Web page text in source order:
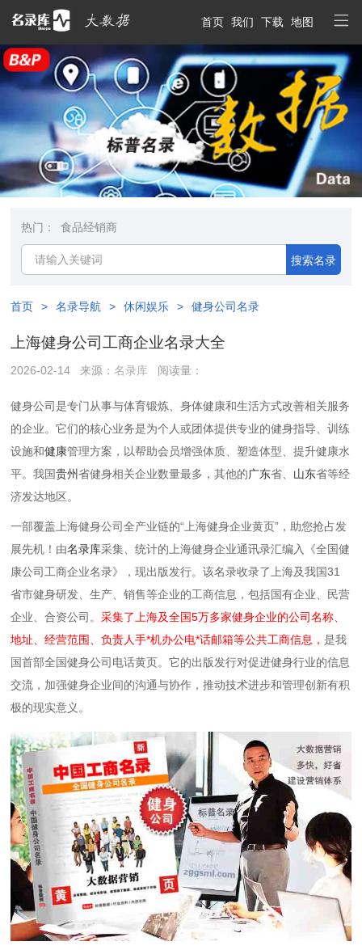
首页 我们 下载 地图
热门： 食品经销商
搜索名录
首页 > 名录导航 > 休闲娱乐 > 健身公司名录
上海健身公司工商企业名录大全
2026-02-14 来源：名录库 阅读量：
健身公司是专门从事与体育锻炼、身体健康和生活方式改善相关服务
的企业。它们的核心业务是为个人或团体提供专业的健身指导、训练
设施和健康管理方案，以帮助会员增强体质、塑造体型、提升健康水
平。我国贵州省健身相关企业数量最多，其他的广东省‌、 山东省‌等经
济发达地区。
一部覆盖上海健身公司全产业链的“上海健身企业黄页”，助您抢占发
展先机！由名录库采集、统计的上海健身企业通讯录汇编入《全国健
康公司工商企业名录》，现出版发行。该名录收录了上海及我国31
省市健身研发、生产、销售等企业的工商信息，包括国有企业、民营
企业、合资公司。采集了上海及全国5万多家健身企业的公司名称、
地址、经营范围、负责人手*机办公电*话邮箱等公共工商信息，是我
国首部全国健身公司电话黄页。它的出版发行对促进健身行业的信息
交流，加强健身企业间的沟通与协作，推动技术进步和管理创新有积
极的现实意义。